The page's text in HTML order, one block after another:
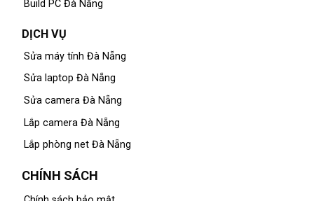
Build PC Đà Nẵng
DỊCH VỤ
Sửa máy tính Đà Nẵng
Sửa laptop Đà Nẵng
Sửa camera Đà Nẵng
Lắp camera Đà Nẵng
Lắp phòng net Đà Nẵng
CHÍNH SÁCH